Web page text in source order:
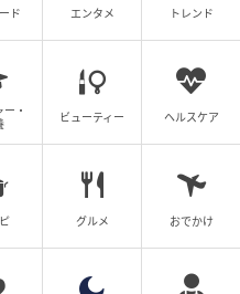
めてくれたおかげで大事
、これから先も同じよ
と思うと、どうしても
ド エンタメ トレンド
・
ビューティー ヘルスケア
グルメ おでかけ